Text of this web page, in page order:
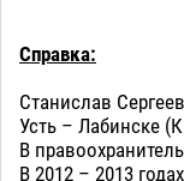
Справка:
Станислав
Усть – Лабинске
В
В 2012 – 2013